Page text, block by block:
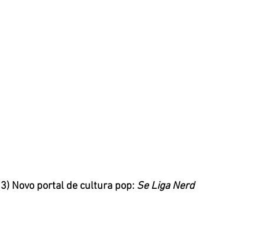
3) Novo portal de cultura pop: Se Liga Nerd